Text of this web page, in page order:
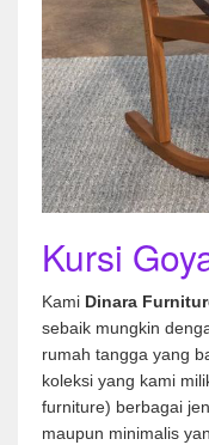
Kursi
Kami Dinara
sebaik mungkin
rumah tangga yang
koleksi yang kami
furniture) berbagai
maupun minimalis